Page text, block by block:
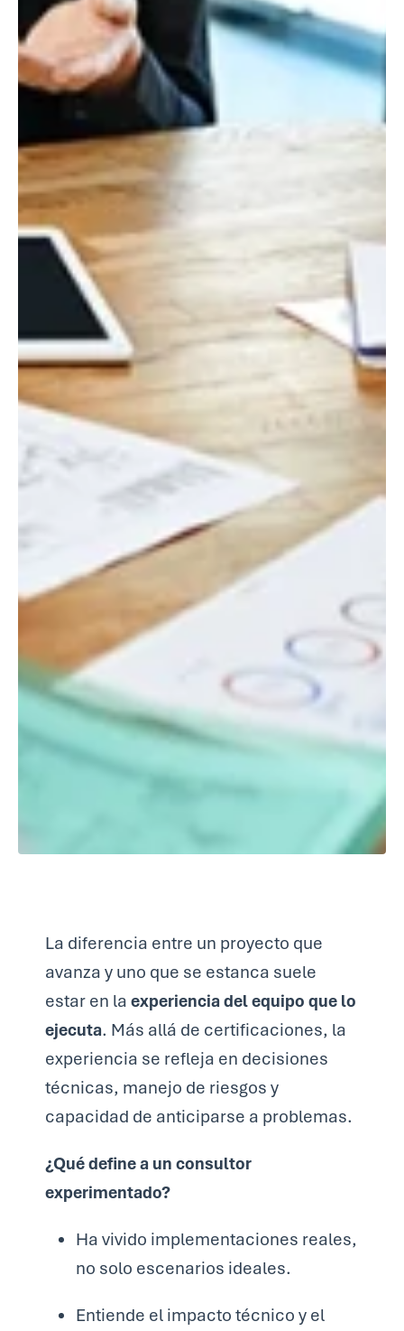
La diferencia entre un proyecto que
avanza y uno que se estanca suele
estar en la experiencia del equipo que lo
ejecuta. Más allá de certificaciones, la
experiencia se refleja en decisiones
técnicas, manejo de riesgos y
capacidad de anticiparse a problemas.
¿Qué define a un consultor
experimentado?
Ha vivido implementaciones reales,
no solo escenarios ideales.
Entiende el impacto técnico y el